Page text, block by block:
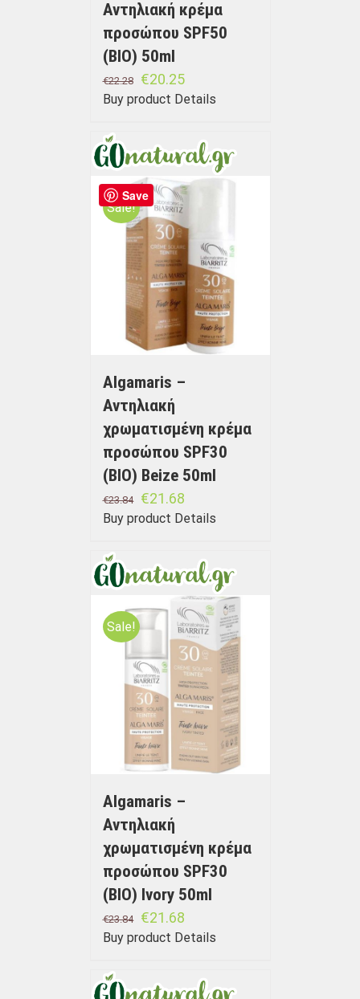
Αντηλιακή κρέμα
προσώπου SPF50
(BIO) 50ml
€22.28 €20.25
Buy product Details
Sale!
Algamaris –
Αντηλιακή
χρωματισμένη κρέμα
προσώπου SPF30
(BIO) Beize 50ml
€23.84 €21.68
Buy product Details
Sale!
Algamaris –
Αντηλιακή
χρωματισμένη κρέμα
προσώπου SPF30
(BIO) Ivory 50ml
€23.84 €21.68
Buy product Details
Save